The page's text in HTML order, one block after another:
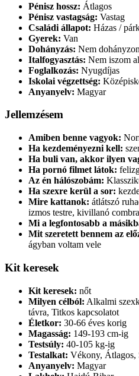
Pénisz hossz: Átlagos
Pénisz vastagság: Vastag
Családi állapot: Házas /
Gyerek: Van
Dohányzás: Nem
Italfogyasztás: Nem iszom
Foglalkozás: Nyugdíjas
Iskolai végzettség:
Anyanyelv: Magyar
Jellemzésem
Amiben benne vagyok:
Ha kezdeményezni kell:
Ha buli van, akkor ilyen
Ha pornó filmet látok:
Az én hálószobám:
Ha szexre kerül a sor:
Mire kattanok: átlátszó
izmos testre, kivillanó
Mi a legfontosabb a
Mit szeretett bennem az
ágyban voltam vele
Kit keresek
Kit keresek: nőt
Milyen célból: Alkalmi
távra, Titkos kapcsolatot
Életkor: 30-66 éves korig
Magasság: 149-193 cm-ig
Testsúly: 40-105 kg-ig
Testalkat: Vékony, Átlagos,
Anyanyelv: Magyar